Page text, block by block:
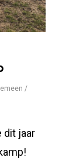
/
dit jaar